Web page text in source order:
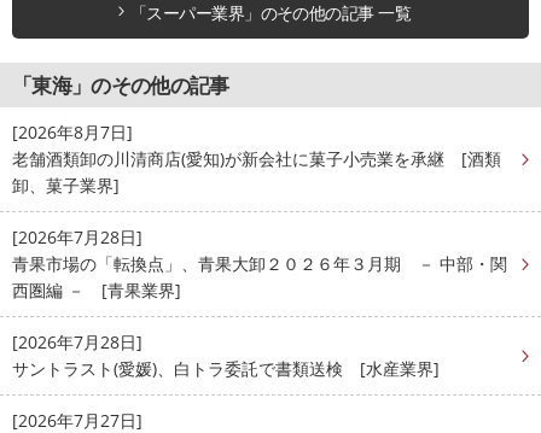
「スーパー業界」のその他の記事 一覧
「東海」のその他の記事
[2026年8月7日]
老舗酒類卸の川清商店(愛知)が新会社に菓子小売業を承継 [酒類
卸、菓子業界]
[2026年7月28日]
青果市場の「転換点」、青果大卸２０２６年３月期 － 中部・関
西圏編 － [青果業界]
[2026年7月28日]
サントラスト(愛媛)、白トラ委託で書類送検 [水産業界]
[2026年7月27日]